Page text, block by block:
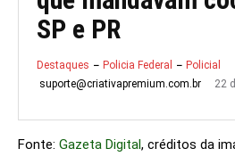
SP e PR
Destaques Policia Federal
Policial
suporte@criativapremium.com.br
22
Fonte: Gazeta Digital, créditos da